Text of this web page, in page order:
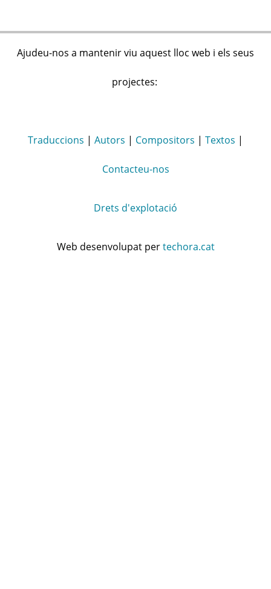
Ajudeu-nos a mantenir viu aquest lloc web i els seus
projectes:
Traduccions | Autors | Compositors | Textos |
Contacteu-nos
Drets d'explotació
Web desenvolupat pertechora.cat